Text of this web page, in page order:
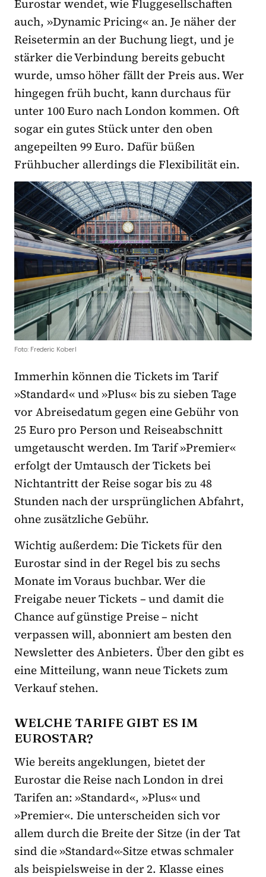
Eurostar wendet, wie Fluggesellschaften
auch, »Dynamic Pricing« an. Je näher der
Reisetermin an der Buchung liegt, und je
stärker die Verbindung bereits gebucht
wurde, umso höher fällt der Preis aus. Wer
hingegen früh bucht, kann durchaus für
unter 100 Euro nach London kommen. Oft
sogar ein gutes Stück unter den oben
angepeilten 99 Euro. Dafür büßen
Frühbucher allerdings die Flexibilität ein.
Foto: Frederic Koberl
Immerhin können die Tickets im Tarif
»Standard« und »Plus« bis zu sieben Tage
vor Abreisedatum gegen eine Gebühr von
25 Euro pro Person und Reiseabschnitt
umgetauscht werden. Im Tarif »Premier«
erfolgt der Umtausch der Tickets bei
Nichtantritt der Reise sogar bis zu 48
Stunden nach der ursprünglichen Abfahrt,
ohne zusätzliche Gebühr.
Wichtig außerdem: Die Tickets für den
Eurostar sind in der Regel bis zu sechs
Monate im Voraus buchbar. Wer die
Freigabe neuer Tickets – und damit die
Chance auf günstige Preise – nicht
verpassen will, abonniert am besten den
Newsletter des Anbieters. Über den gibt es
eine Mitteilung, wann neue Tickets zum
Verkauf stehen.
WELCHE TARIFE GIBT ES IM
EUROSTAR?
Wie bereits angeklungen, bietet der
Eurostar die Reise nach London in drei
Tarifen an: »Standard«, »Plus« und
»Premier«. Die unterscheiden sich vor
allem durch die Breite der Sitze (in der Tat
sind die »Standard«-Sitze etwas schmaler
als beispielsweise in der 2. Klasse eines